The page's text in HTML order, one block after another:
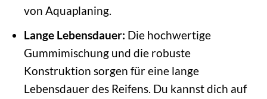
von Aquaplaning.
Lange Lebensdauer: Die hochwertige
Gummimischung und die robuste
Konstruktion sorgen für eine lange
Lebensdauer des Reifens. Du kannst dich auf